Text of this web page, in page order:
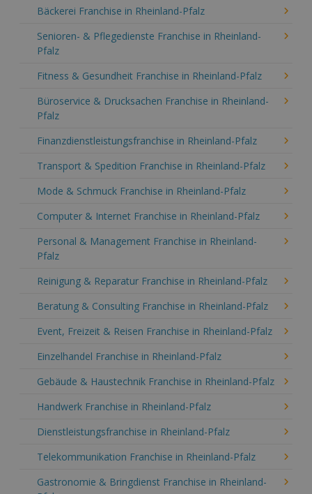
Bäckerei Franchise in Rheinland-Pfalz
Senioren- & Pflegedienste Franchise in Rheinland-
Pfalz
Fitness & Gesundheit Franchise in Rheinland-Pfalz
Büroservice & Drucksachen Franchise in Rheinland-
Pfalz
Finanzdienstleistungsfranchise in Rheinland-Pfalz
Transport & Spedition Franchise in Rheinland-Pfalz
Mode & Schmuck Franchise in Rheinland-Pfalz
Computer & Internet Franchise in Rheinland-Pfalz
Personal & Management Franchise in Rheinland-
Pfalz
Reinigung & Reparatur Franchise in Rheinland-Pfalz
Beratung & Consulting Franchise in Rheinland-Pfalz
Event, Freizeit & Reisen Franchise in Rheinland-Pfalz
Einzelhandel Franchise in Rheinland-Pfalz
Gebäude & Haustechnik Franchise in Rheinland-Pfalz
Handwerk Franchise in Rheinland-Pfalz
Dienstleistungsfranchise in Rheinland-Pfalz
Telekommunikation Franchise in Rheinland-Pfalz
Gastronomie & Bringdienst Franchise in Rheinland-